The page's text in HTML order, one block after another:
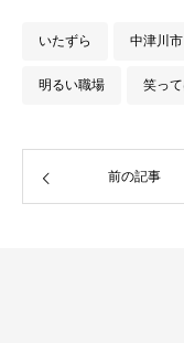
いたずら 中津川市
明るい職場 笑っ
前の記事